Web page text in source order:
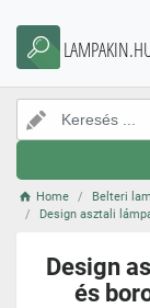
Home
Belteri
Design asztali
Design
és